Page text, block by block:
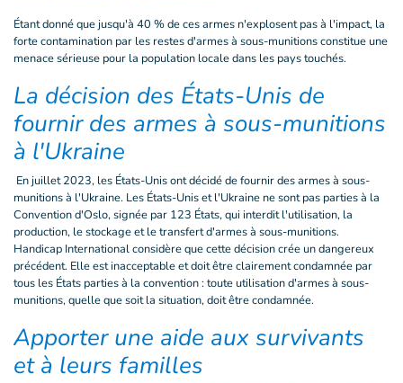
Étant donné que jusqu'à 40 % de ces armes n'explosent pas à l'impact, la
forte contamination par les restes d'armes à sous-munitions constitue une
menace sérieuse pour la population locale dans les pays touchés.
La décision des États-Unis de
fournir des armes à sous-munitions
à l'Ukraine
En juillet 2023, les États-Unis ont décidé de fournir des armes à sous-
munitions à l'Ukraine. Les États-Unis et l'Ukraine ne sont pas parties à la
Convention d'Oslo, signée par 123 États, qui interdit l'utilisation, la
production, le stockage et le transfert d'armes à sous-munitions.
Handicap International considère que cette décision crée un dangereux
précédent. Elle est inacceptable et doit être clairement condamnée par
tous les États parties à la convention : toute utilisation d'armes à sous-
munitions, quelle que soit la situation, doit être condamnée.
Apporter une aide aux survivants
et à leurs familles